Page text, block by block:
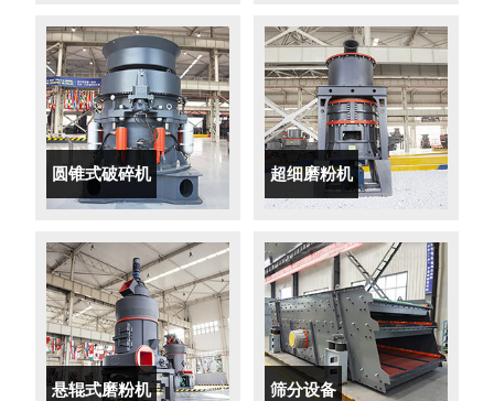
圆锥式破碎机 超细磨粉机
悬辊式磨粉机 筛分设备